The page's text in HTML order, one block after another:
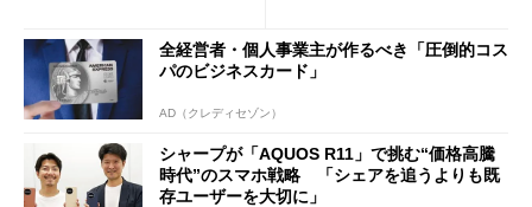
全経営者・個人事業主が作るべき「圧倒的コス
パのビジネスカード」
AD（クレディセゾン）
シャープが「AQUOS R11」で挑む“価格高騰
時代”のスマホ戦略 「シェアを追うよりも既
存ユーザーを大切に」